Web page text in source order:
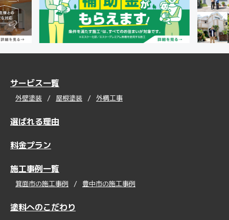
サービス一覧
外壁塗装 屋根塗装 外構工事
選ばれる理由
料金プラン
施工事例一覧
箕面市の施工事例 豊中市の施工事例
塗料へのこだわり